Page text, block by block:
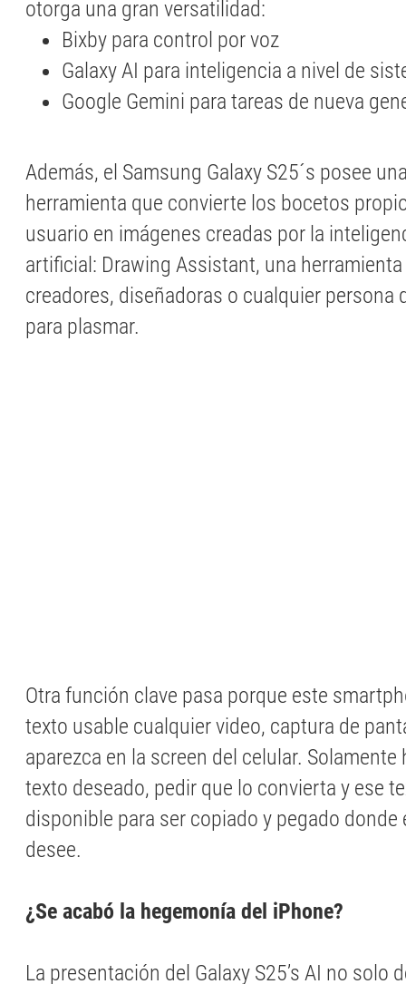
otorga una gran versatilidad:
Bixby para control por voz
Galaxy AI para inteligencia a nivel de
Google Gemini para tareas de nueva
Además, el Samsung Galaxy S25´s posee
herramienta que convierte los bocetos
usuario en imágenes creadas por la
artificial: Drawing Assistant, una
creadores, diseñadoras o cualquier persona
para plasmar.
Otra función clave pasa porque este
texto usable cualquier video, captura de
aparezca en la screen del celular. Solamente
texto deseado, pedir que lo convierta y ese
disponible para ser copiado y pegado donde
desee.
¿Se acabó la hegemonía del iPhone?
La presentación del Galaxy S25’s AI no solo